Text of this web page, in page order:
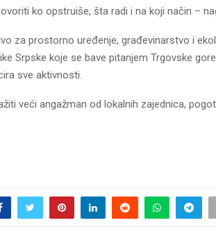
ko opstruiše, šta radi i na koji način –
za prostorno uređenje, građevinarstvo i
Srpske koje se bave pitanjem Trgovske
sve aktivnosti.
veći angažman od lokalnih zajednica,